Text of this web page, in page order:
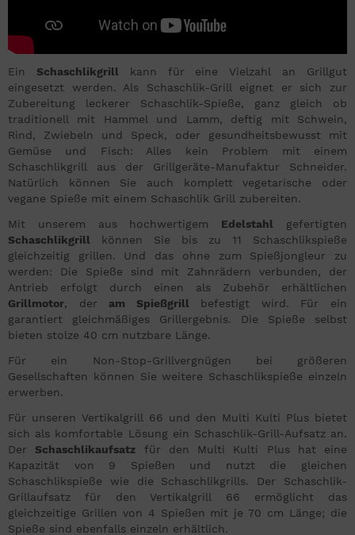
Ein Schaschlikgrill kann für eine Vielzahl an Grillgut
eingesetzt werden. Als Schaschlik-Grill eignet er sich zur
Zubereitung leckerer Schaschlik-Spieße, ganz gleich ob
traditionell mit Hammel und Lamm, deftig mit Schwein,
Rind, Zwiebeln und Speck, oder gesundheitsbewusst mit
Gemüse und Fisch: Alles kein Problem mit einem
Schaschlikgrill aus der Grillgeräte-Manufaktur Schneider.
Natürlich können Sie auch komplett vegetarische oder
vegane Spieße mit einem Schaschlik Grill zubereiten.
Mit unserem aus hochwertigem Edelstahl gefertigten
Schaschlikgrill können Sie bis zu 11 Schaschlikspieße
gleichzeitig grillen. Und das ohne zum Spießjongleur zu
werden: Die Spieße sind mit Zahnrädern verbunden, der
Antrieb erfolgt durch einen als Zubehör erhältlichen
Grillmotor, deram Spießgrill befestigt wird. Für ein
garantiert gleichmäßiges Grillergebnis. Die Spieße selbst
bieten stolze 40 cm nutzbare Länge.
Für ein Non-Stop-Grillvergnügen bei größeren
Gesellschaften können Sie weitere Schaschlikspieße einzeln
erwerben.
Für unseren Vertikalgrill 66 und den Multi Kulti Plus bietet
sich als komfortable Lösung ein Schaschlik-Grill-Aufsatz an.
Der Schaschlikaufsatz für den Multi Kulti Plus hat eine
Kapazität von 9 Spießen und nutzt die gleichen
Schaschlikspieße wie die Schaschlikgrills. Der Schaschlik-
Grillaufsatz für den Vertikalgrill 66 ermöglicht das
gleichzeitige Grillen von 4 Spießen mit je 70 cm Länge; die
Spieße sind ebenfalls einzeln erhältlich.